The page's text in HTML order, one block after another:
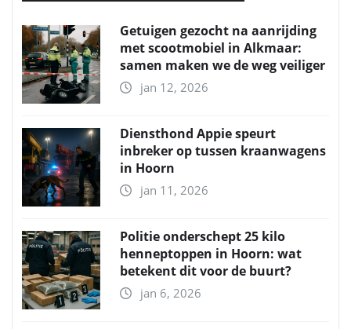
Getuigen gezocht na aanrijding
met scootmobiel in Alkmaar:
samen maken we de weg veiliger
jan 12, 2026
Diensthond Appie speurt
inbreker op tussen kraanwagens
in Hoorn
jan 11, 2026
Politie onderschept 25 kilo
henneptoppen in Hoorn: wat
betekent dit voor de buurt?
jan 6, 2026